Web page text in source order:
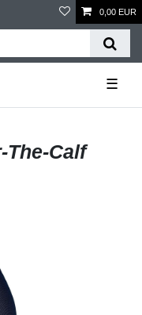
0,00 EUR
☰
The-Calf